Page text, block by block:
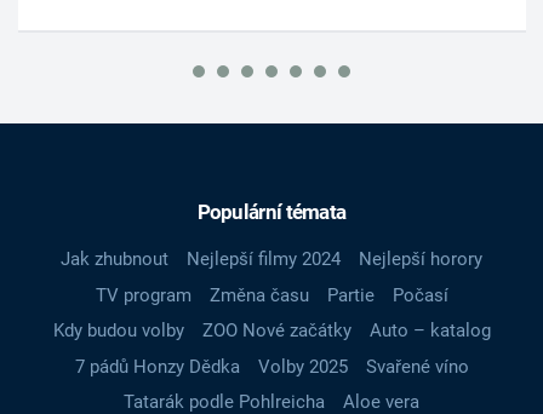
Populární témata
Jak zhubnout Nejlepší filmy 2024
Nejlepší horory
TV program
Změna času Partie
Počasí
Kdy budou volby
ZOO Nové začátky
Auto – katalog
7 pádů Honzy Dědka
Volby 2025
Svařené víno
Tatarák podle Pohlreicha
Aloe vera